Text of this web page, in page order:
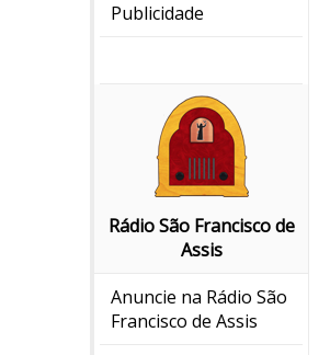
Publicidade
Rádio São Francisco de
Assis
Anuncie na Rádio São
Francisco de Assis